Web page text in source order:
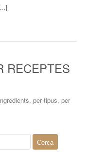
RECEPTES
per tipus, per